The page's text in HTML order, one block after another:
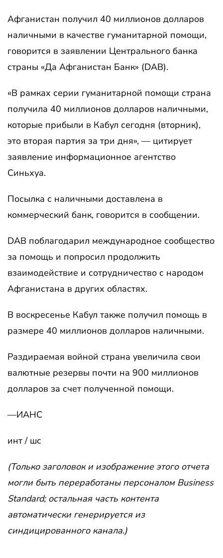
Афганистан получил 40 миллионов долларов
наличными в качестве гуманитарной помощи,
говорится в заявлении Центрального банка
страны «Да Афганистан Банк» (DAB).
«В рамках серии гуманитарной помощи страна
получила 40 миллионов долларов наличными,
которые прибыли в Кабул сегодня (вторник),
это вторая партия за три дня», — цитирует
заявление информационное агентство
Синьхуа.
Посылка с наличными доставлена ​​в
коммерческий банк, говорится в сообщении.
DAB поблагодарил международное сообщество
за помощь и попросил продолжить
взаимодействие и сотрудничество с народом
Афганистана в других областях.
В воскресенье Кабул также получил помощь в
размере 40 миллионов долларов наличными.
Раздираемая войной страна увеличила свои
валютные резервы почти на 900 миллионов
долларов за счет полученной помощи.
—ИАНС
инт / шс
(Только заголовок и изображение этого отчета
могли быть переработаны персоналом Business
Standard; остальная часть контента
автоматически генерируется из
синдицированного канала.)